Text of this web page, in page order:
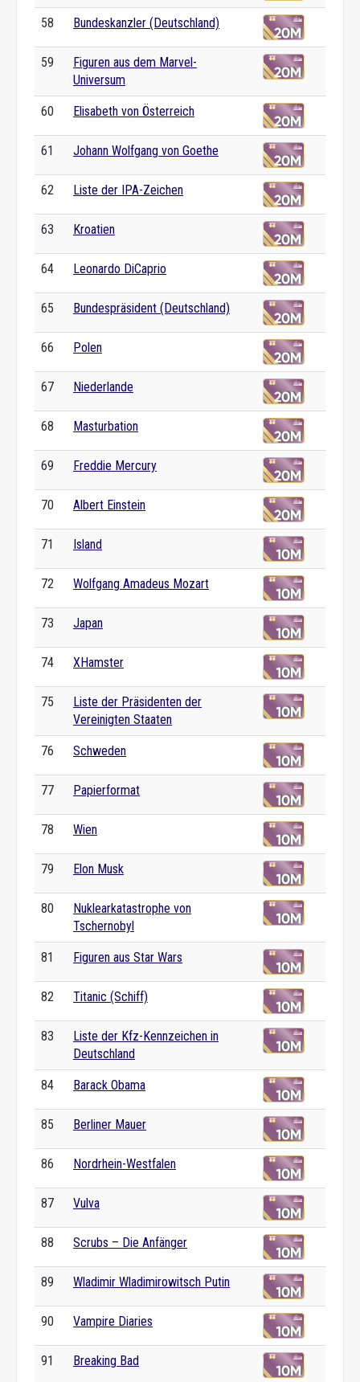
58 Bundeskanzler (Deutschland)
59
Figuren aus dem Marvel-
Universum
60 Elisabeth von Österreich
61 Johann Wolfgang von Goethe
62 Liste der IPA-Zeichen
63 Kroatien
64 Leonardo DiCaprio
65 Bundespräsident (Deutschland)
66 Polen
67 Niederlande
68 Masturbation
69 Freddie Mercury
70 Albert Einstein
71 Island
72 Wolfgang Amadeus Mozart
73 Japan
74 XHamster
75
Liste der Präsidenten der
Vereinigten Staaten
76 Schweden
77 Papierformat
78 Wien
79 Elon Musk
80
Nuklearkatastrophe von
Tschernobyl
81 Figuren aus Star Wars
82 Titanic (Schiff)
83
Liste der Kfz-Kennzeichen in
Deutschland
84 Barack Obama
85 Berliner Mauer
86 Nordrhein-Westfalen
87 Vulva
88 Scrubs – Die Anfänger
89 Wladimir Wladimirowitsch Putin
90 Vampire Diaries
91 Breaking Bad